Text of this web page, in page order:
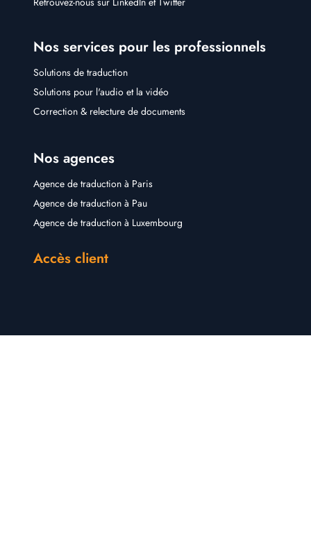
Nos services pour les professionnels
Solutions de traduction
Solutions pour l'audio et la vidéo
Correction & relecture de documents
Nos agences
Agence de traduction à Paris
Agence de traduction à Pau
Agence de traduction à Luxembourg
Accès client